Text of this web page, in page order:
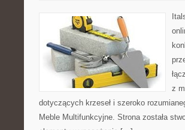
z
dotyczących krzeseł i szeroko
Meble Multifunkcyjne. Strona została